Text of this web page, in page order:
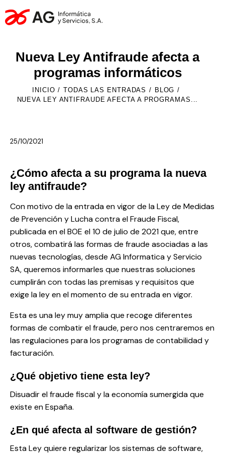
Nueva Ley Antifraude afecta a
programas informáticos
INICIO TODAS LAS ENTRADAS
BLOG
NUEVA LEY ANTIFRAUDE AFECTA A PROGRAMAS...
25/10/2021
¿Cómo afecta a su programa la nueva
ley antifraude?
Con motivo de la entrada en vigor de la Ley de Medidas
de Prevención y Lucha contra el Fraude Fiscal,
publicada en el BOE el 10 de julio de 2021 que, entre
otros, combatirá las formas de fraude asociadas a las
nuevas tecnologías, desde AG Informatica y Servicio
SA, queremos informarles que nuestras soluciones
cumplirán con todas las premisas y requisitos que
exige la ley en el momento de su entrada en vigor.
Esta es una ley muy amplia que recoge diferentes
formas de combatir el fraude, pero nos centraremos en
las regulaciones para los programas de contabilidad y
facturación.
¿Qué objetivo tiene esta ley?
Disuadir el fraude fiscal y la economía sumergida que
existe en España.
¿En qué afecta al software de gestión?
Esta Ley quiere regularizar los sistemas de software,